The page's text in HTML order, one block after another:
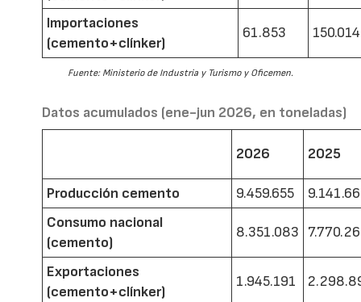
Importaciones
(cemento+clínker)
61.853 150.014
Fuente: Ministerio de Industria y Turismo y Oficemen.
Datos acumulados (ene-jun 2026, en toneladas)
2026 2025
Producción cemento 9.459.655
Consumo nacional
(cemento)
8.351.083
Exportaciones
(cemento+clínker)
1.945.191